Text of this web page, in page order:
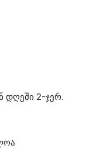
დღეში 2-ჯერ.